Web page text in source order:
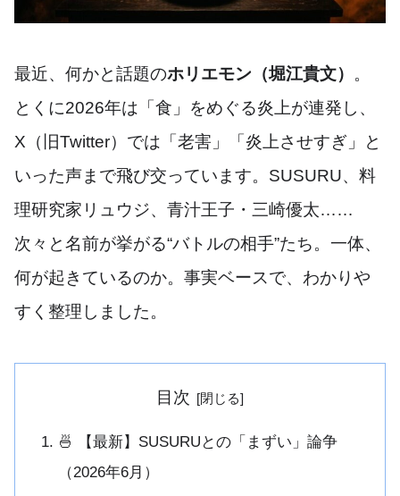
最近、何かと話題のホリエモン（堀江貴文） 。
とくに2026年は「食」をめぐる炎上が連発し、
X（旧Twitter）では「老害」「炎上させすぎ」と
いった声まで飛び交っています。SUSURU、料
理研究家リュウジ、青汁王子・三崎優太……
次々と名前が挙がる“バトルの相手”たち。一体、
何が起きているのか。事実ベースで、わかりや
すく整理しました。
目次
🍜 【最新】SUSURUとの「まずい」論争
（2026年6月）